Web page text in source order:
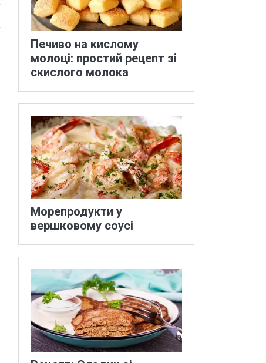
Печиво на кислому
молоці: простий рецепт зі
скислого молока
Морепродукти у
вершковому соусі